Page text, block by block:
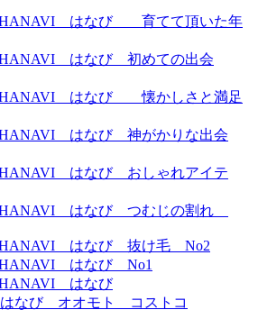
はなび 育てて頂いた年
はなび 初めての出会
はなび 懐かしさと満足
はなび 神がかりな出会
はなび おしゃれアイテ
はなび つむじの割れ
はなび 抜け毛 No2
はなび No1
はなび
なび オオモト コストコ